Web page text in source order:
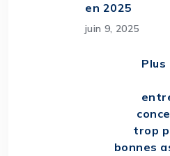
en 2025
juin 9, 2025
Plus
trop
bonnes